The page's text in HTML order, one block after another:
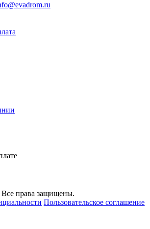
права защищены.
Пользовательское соглашение